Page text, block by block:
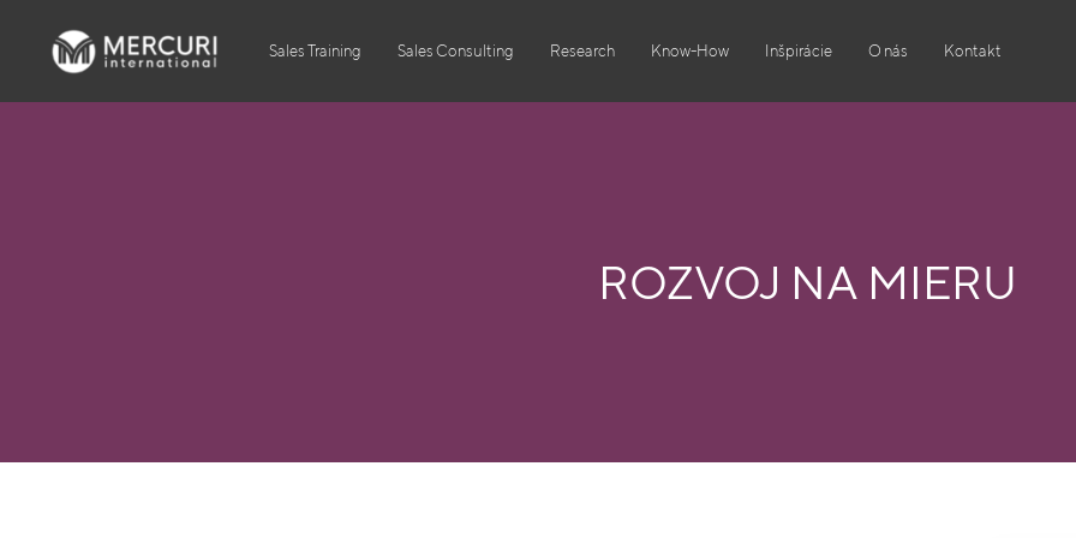
Sales Training Sales Consulting Research Know-How Inšpirácie O nás Kontakt
ROZVOJ NA MIERU